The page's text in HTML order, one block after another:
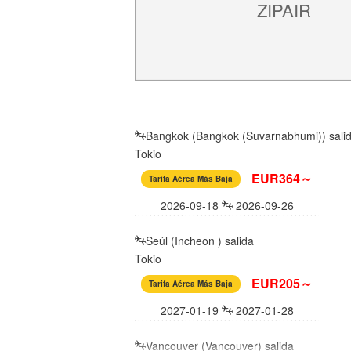
ZIPAIR
Bangkok (Bangkok (Suvarnabhumi))
Tokio
Tarifa Aérea Más Baja EUR364～
2026-09-18 2026-09-26
Seúl (Incheon ) salida
Tokio
Tarifa Aérea Más Baja EUR205～
2027-01-19 2027-01-28
Vancouver (Vancouver) salida